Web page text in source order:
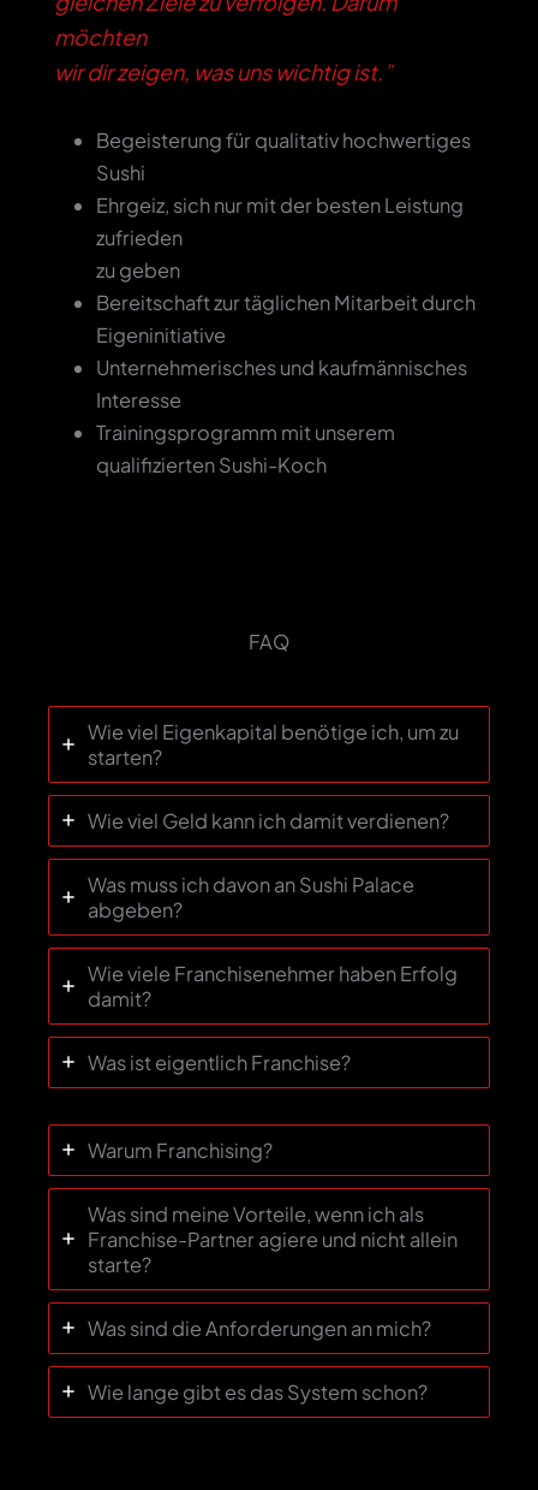
möchten
wir dir zeigen, was uns wichtig ist.”
Begeisterung für qualitativ hochwertiges
Sushi
Ehrgeiz, sich nur mit der besten Leistung
zufrieden
zu geben
Bereitschaft zur täglichen Mitarbeit durch
Eigeninitiative
Unternehmerisches und kaufmännisches
Interesse
Trainingsprogramm mit unserem
qualifizierten Sushi-Koch
FAQ
Wie viel Eigenkapital benötige ich, um zu
starten?
Wie viel Geld kann ich damit verdienen?
Was muss ich davon an Sushi Palace
abgeben?
Wie viele Franchisenehmer haben Erfolg
damit?
Was ist eigentlich Franchise?
Warum Franchising?
Was sind meine Vorteile, wenn ich als
Franchise-Partner agiere und nicht allein
starte?
Was sind die Anforderungen an mich?
Wie lange gibt es das System schon?